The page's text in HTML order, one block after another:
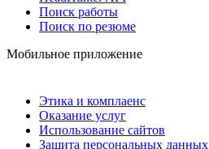
Поиск работы
Поиск по резюме
Мобильное приложение
Этика и комплаенс
Оказание услуг
Использование сайтов
Защита персональных данных